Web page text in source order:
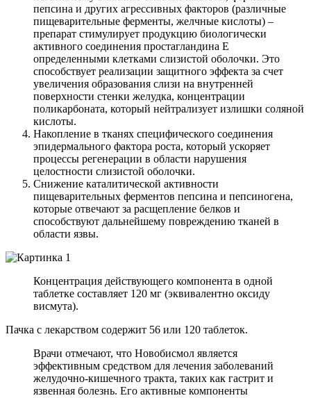
пепсина и других агрессивных факторов (различные
пищеварительные ферменты, желчные кислоты) –
препарат стимулирует продукцию биологически
активного соединения простагландина Е
определенными клетками слизистой оболочки. Это
способствует реализации защитного эффекта за счет
увеличения образования слизи на внутренней
поверхности стенки желудка, концентрации
поликарбоната, который нейтрализует излишки соляной
кислоты.
Накопление в тканях специфического соединения
эпидермального фактора роста, который ускоряет
процессы регенерации в области нарушения
целостности слизистой оболочки.
Снижение каталитической активности
пищеварительных ферментов пепсина и пепсиногена,
которые отвечают за расщепление белков и
способствуют дальнейшему повреждению тканей в
области язвы.
Концентрация действующего компонента в одной
таблетке составляет 120 мг (эквивалентно оксиду
висмута).
Пачка с лекарством содержит 56 или 120 таблеток.
Врачи отмечают, что Новобисмол является
эффективным средством для лечения заболеваний
желудочно-кишечного тракта, таких как гастрит и
язвенная болезнь. Его активные компоненты